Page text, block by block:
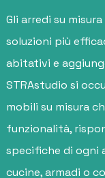
Gli arredi su
soluzioni più
abitativi e
STRAstudio si
mobili su misura
funzionalità,
specifiche di ogni
cucine, armadi o